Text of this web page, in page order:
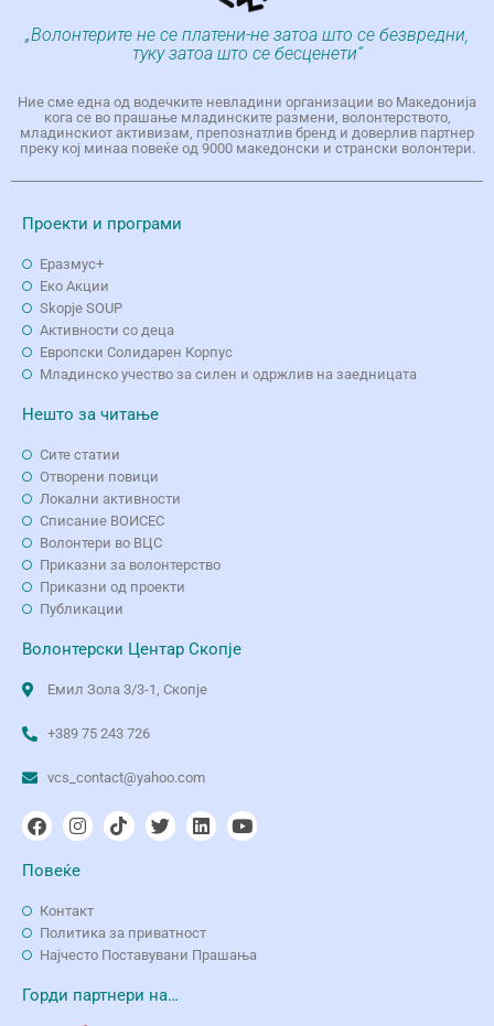
„Волонтерите не се платени-не затоа што се безвредни,
туку затоа што се бесценети“
Ние сме една од водечките невладини организации во Македонија
кога се во прашање младинските размени, волонтерството,
младинскиот активизам, препознатлив бренд и доверлив партнер
преку кој минаа повеќе од 9000 македонски и странски волонтери.
Проекти и програми
Еразмус+
Еко Aкции
Skopje SOUP
Активности со деца
Европски Солидарен Корпус
Младинско учество за силен и одржлив на заедницата
Нешто за читање
Сите статии
Отворени повици
Локални активности
Списание ВОИСЕС
Волонтери во ВЦС
Приказни за волонтерство
Приказни од проекти
Публикации
Волонтерски Центар Скопје
Емил Зола 3/3-1, Скопје
+389 75 243 726
vcs_contact@yahoo.com
Повеќе
Контакт
Политика за приватност
Најчесто Поставувани Прашања
Горди партнери на…